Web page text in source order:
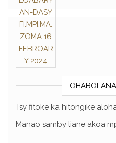
Tsy fitoke ka hitongike
Manao samby liane akoa